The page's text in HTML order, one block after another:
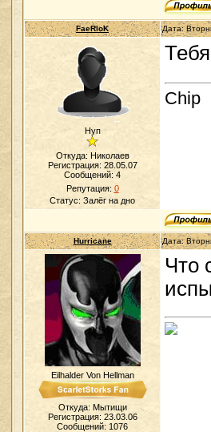
FaeRloK Дата:
Нуп
Откуда: Николаев
Регистрация: 28.05.07
Сообщений: 4
Репутация: 0
Статус: Залёг на дно
Chip
Hurricane Дата:
Eilhalder Von Hellman
Откуда: Мытищи
Регистрация: 23.03.06
Сообщений: 1076
Что